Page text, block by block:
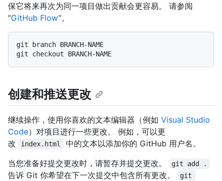
保它将来再次为同一项目做出贡献会更容易。 请参阅
“GitHub Flow”。
git branch BRANCH-NAME
创建和推送更改
继续操作，使用你喜欢的文本编辑器（例如 Visual Studio
Code）对项目进行一些更改。 例如，可以更
改
index.html
中的文本以添加你的 GitHub 用户名。
当您准备好提交更改时，请暂存并提交更改。
git add .
告诉 Git 你希望在下一次提交中包含所有更改。
git